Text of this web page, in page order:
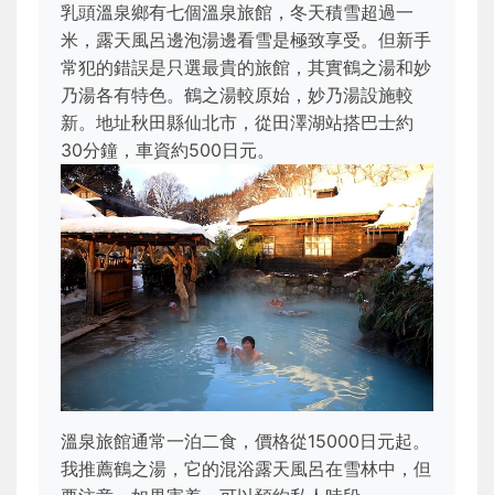
乳頭溫泉鄉有七個溫泉旅館，冬天積雪超過一
米，露天風呂邊泡湯邊看雪是極致享受。但新手
常犯的錯誤是只選最貴的旅館，其實鶴之湯和妙
乃湯各有特色。鶴之湯較原始，妙乃湯設施較
新。地址秋田縣仙北市，從田澤湖站搭巴士約
30分鐘，車資約500日元。
溫泉旅館通常一泊二食，價格從15000日元起。
我推薦鶴之湯，它的混浴露天風呂在雪林中，但